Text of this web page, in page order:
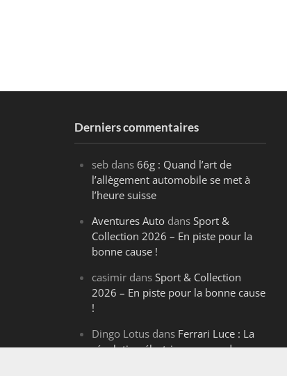
Derniers commentaires
seb dans66g : Quand l’art de
l’allègement automobile se met à
l’heure suisse
Aventures Auto dansSport &
Collection 2026 – En piste pour la
bonne cause !
casimir dansSport & Collection
2026 – En piste pour la bonne cause
!
Dingo Lotus dans Ferrari Luce : La
révolution électrique venue de